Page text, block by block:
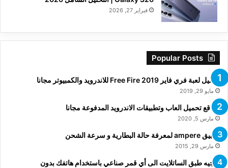
فبراير 27, 2026
Popular Posts
تحميل لعبة فري فاير Free Fire 2019 للاندرويد والكمبيوتر مجانا
مايو 29, 2019
مواقع تحميل العاب وتطبيقات الاندرويد المدفوعة مجانا
مارس 5, 2020
تطبيق ampere لمعرفة حالة البطارية و سرعة الشحن
مارس 29, 2015
توجيه طبق الساتلايت الى أي قمر صناعي باستخدام هاتفك بدون